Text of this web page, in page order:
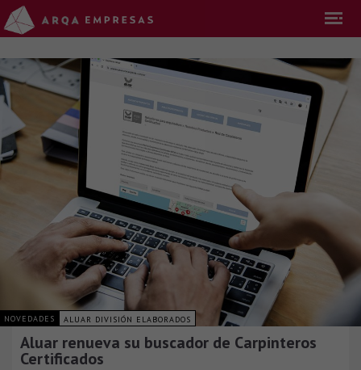
NOVEDADES ALUAR DIVISIÓN ELABORADOS
Aluar renueva su buscador de Carpinteros
Certificados